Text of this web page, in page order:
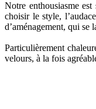
Notre enthousiasme
choisir le style,
d’aménagement, qui se
Particulièrement
velours, à la fois